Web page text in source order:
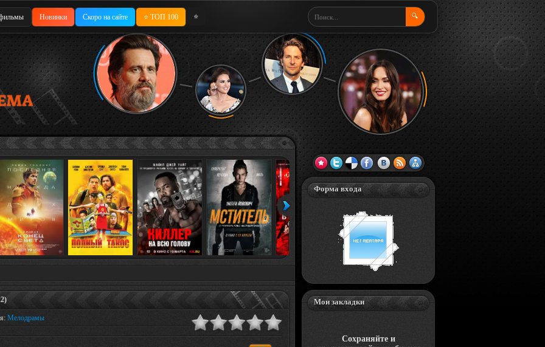
Новинки Скоро на сайте ⭐ ТОП 100 ⭐ 🔍
Мелодрамы
Форма входа
Мои закладки
Сохраняйте и